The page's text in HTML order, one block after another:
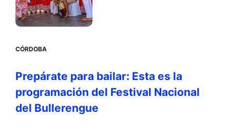
CÓRDOBA
Prepárate para bailar: Esta es la
programación del Festival Nacional
del Bullerengue